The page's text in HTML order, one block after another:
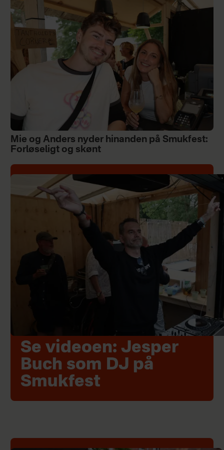
Mie og Anders nyder hinanden på Smukfest:
Forløseligt og skønt
Se videoen: Jesper
Buch som DJ på
Smukfest